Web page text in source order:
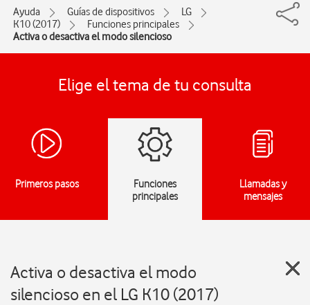
Ayuda Guías de dispositivos
LG
K10 (2017)
Funciones principales
Activa o desactiva el modo silencioso
Elige el tema de tu consulta
Primeros pasos
Funciones
principales
Llamadas y
mensajes
Activa o desactiva el modo
silencioso en el LG K10 (2017)